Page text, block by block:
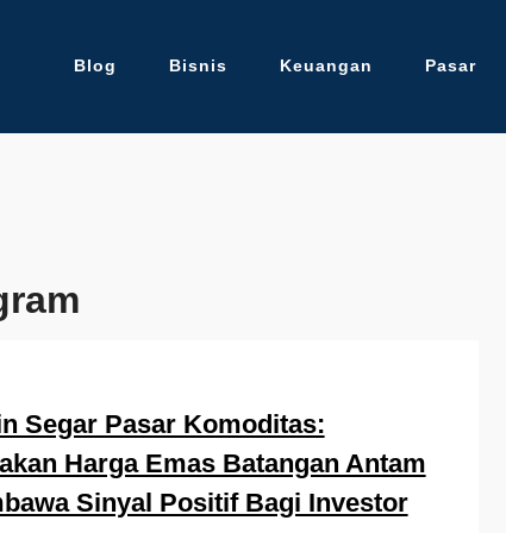
Blog Bisnis Keuangan Pasar
Segar Pasar Komoditas:
Harga Emas Batangan Antam
Sinyal Positif Bagi Investor